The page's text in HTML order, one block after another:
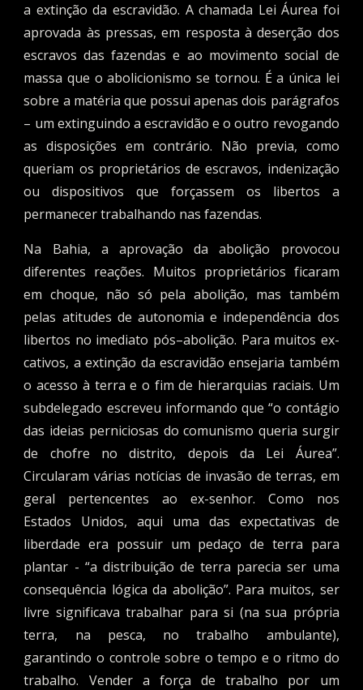
a extinção da escravidão. A chamada Lei Áurea foi
aprovada às pressas, em resposta à deserção dos
escravos das fazendas e ao movimento social de
massa que o abolicionismo se tornou. É a única lei
sobre a matéria que possui apenas dois parágrafos
– um extinguindo a escravidão e o outro revogando
as disposições em contrário. Não previa, como
queriam os proprietários de escravos, indenização
ou dispositivos que forçassem os libertos a
permanecer trabalhando nas fazendas.
Na Bahia, a aprovação da abolição provocou
diferentes reações. Muitos proprietários ficaram
em choque, não só pela abolição, mas também
pelas atitudes de autonomia e independência dos
libertos no imediato pós–abolição. Para muitos ex-
cativos, a extinção da escravidão ensejaria também
o acesso à terra e o fim de hierarquias raciais. Um
subdelegado escreveu informando que “o contágio
das ideias perniciosas do comunismo queria surgir
de chofre no distrito, depois da Lei Áurea”.
Circularam várias notícias de invasão de terras, em
geral pertencentes ao ex-senhor. Como nos
Estados Unidos, aqui uma das expectativas de
liberdade era possuir um pedaço de terra para
plantar - “a distribuição de terra parecia ser uma
consequência lógica da abolição”. Para muitos, ser
livre significava trabalhar para si (na sua própria
terra, na pesca, no trabalho ambulante),
garantindo o controle sobre o tempo e o ritmo do
trabalho. Vender a força de trabalho por um